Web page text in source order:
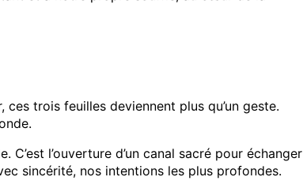
ces trois feuilles deviennent plus qu’un geste.
l’ouverture d’un canal sacré pour échanger
sincérité, nos intentions les plus profondes.